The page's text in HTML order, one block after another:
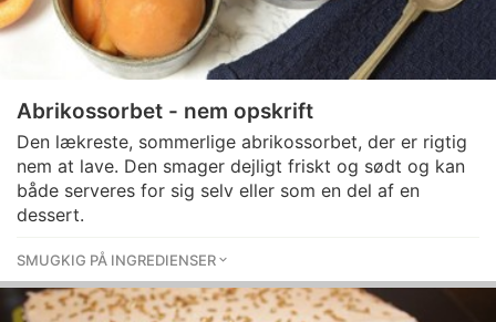
Abrikossorbet - nem opskrift
Den lækreste, sommerlige abrikossorbet, der er rigtig
nem at lave. Den smager dejligt friskt og sødt og kan
både serveres for sig selv eller som en del af en
dessert.
SMUGKIG PÅ INGREDIENSER